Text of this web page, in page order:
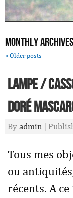
Monthly
« Older posts
Lampe /
doré
By admin |
Tous mes
ou
récents. A